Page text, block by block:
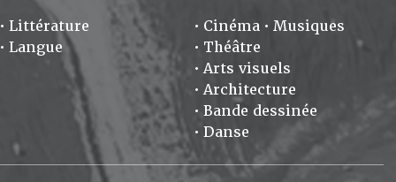
Littérature
Langue
Cinéma
Musiques
Théâtre
Arts visuels
Architecture
Bande dessinée
Danse